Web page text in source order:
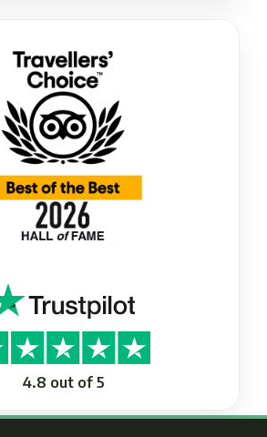
4.8 out of 5